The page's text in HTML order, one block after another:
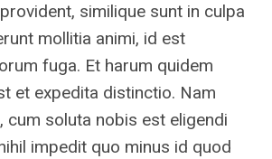
similique sunt in culpa
mollitia animi, id est
fuga. Et harum quidem
et expedita distinctio. Nam
cum soluta nobis est eligendi
impedit quo minus id quod